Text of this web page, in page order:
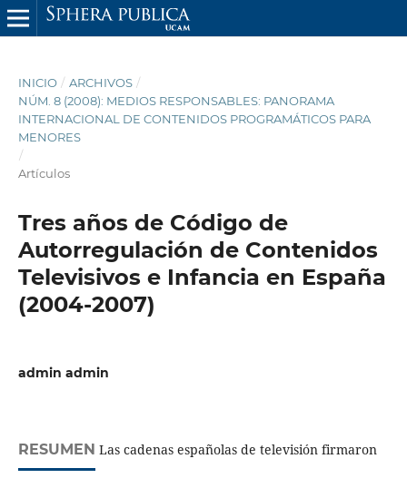
INICIO / ARCHIVOS /
NÚM. 8 (2008): MEDIOS RESPONSABLES: PANORAMA
INTERNACIONAL DE CONTENIDOS PROGRAMÁTICOS PARA
MENORES
/
Artículos
Tres años de Código de
Autorregulación de Contenidos
Televisivos e Infancia en España
(2004-2007)
admin admin
RESUMEN Las cadenas españolas de televisión firmaron